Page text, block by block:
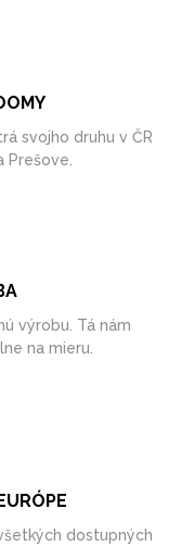
svojho druhu v ČR
Prešove.
výrobu. Tá nám
na mieru.
dostupných